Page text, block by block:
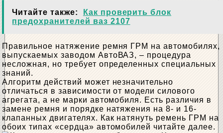
Читайте также:
Как проверить блок
предохранителей ваз 2107
Правильное натяжение ремня ГРМ на автомобилях,
выпускаемых заводом АвтоВАЗ, – процедура
несложная, но требует определенных специальных
знаний.
Алгоритм действий может незначительно
отличаться в зависимости от модели силового
агрегата, а не марки автомобиля. Есть различия в
замене ремня и порядке натяжения на 8- и 16-
клапанных двигателях. Как натянуть ремень ГРМ на
обоих типах «сердца» автомобилей читайте далее.